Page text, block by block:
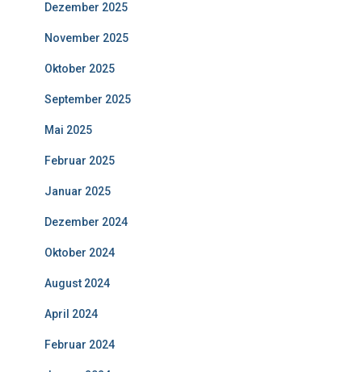
Dezember 2025
November 2025
Oktober 2025
September 2025
Mai 2025
Februar 2025
Januar 2025
Dezember 2024
Oktober 2024
August 2024
April 2024
Februar 2024